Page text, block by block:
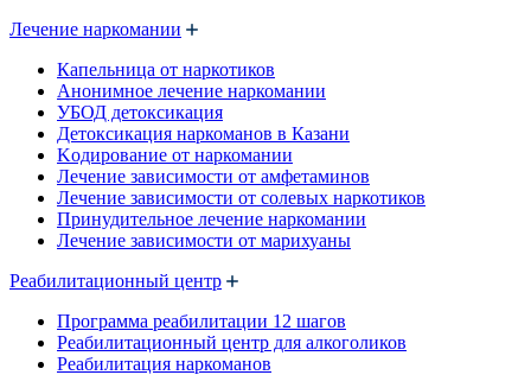
Лечение наркомании
Капельница от наркотиков
Анонимное лечение наркомании
УБОД детоксикация
Детоксикация наркоманов в Казани
Kодирование от наркомании
Лечение зависимости от амфетаминов
Лечение зависимости от солевых наркотиков
Принудительное лечение наркомании
Лечение зависимости от марихуаны
Реабилитационный центр
Программа реабилитации 12 шагов
Реабилитационный центр для алкоголиков
Реабилитация наркоманов